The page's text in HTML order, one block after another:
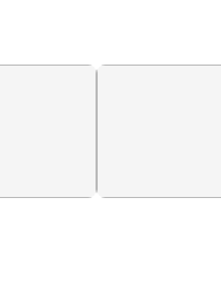
способностями и